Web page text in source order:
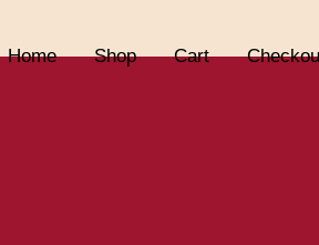
Home Shop Cart